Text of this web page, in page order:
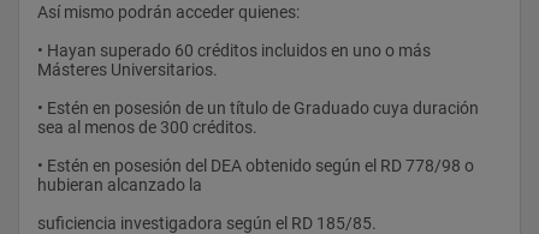
productos lácteos y cárnicos. Seguridad alimentaria, modelos
de crecimiento microbiológico.
Separaciones con membranas. Mejora de procesos en las
industrias de transformación de
cereales. Control de calidad de cereales y derivados.
Caracterización de los vinos producidos en
las distintas denominaciones de origen. Secado de geles, agar-
agar, productos de la industria
Así mismo podrán acceder quienes:
• Hayan superado 60 créditos incluidos en uno o más
Másteres Universitarios.
• Estén en posesión de un título de Graduado cuya duración
sea al menos de 300 créditos.
• Estén en posesión del DEA obtenido según el RD 778/98 o
hubieran alcanzado la
suficiencia investigadora según el RD 185/85.